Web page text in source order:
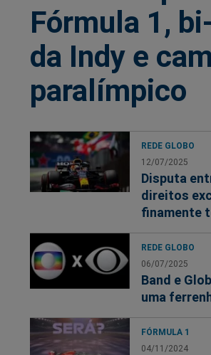
Fórmula 1,
da Indy e
paralímpico
REDE GLOBO
12/07/2025
Disputa
direitos
finamente
REDE GLOBO
06/07/2025
Band e
uma
FÓRMULA 1
04/11/2024